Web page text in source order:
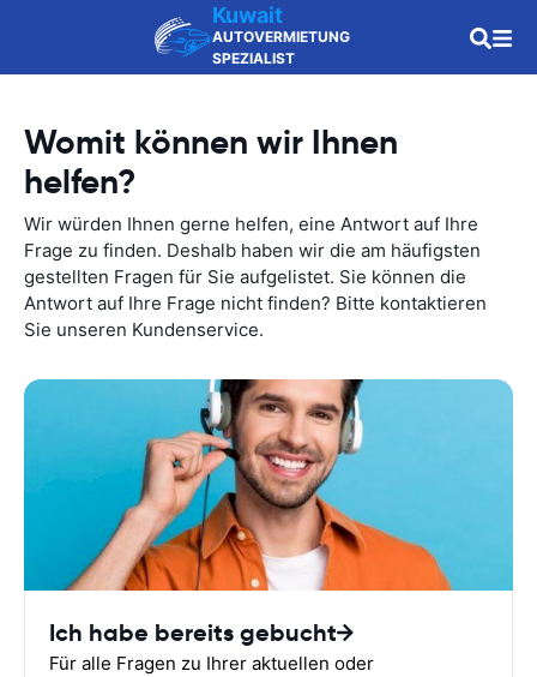
Kuwait
AUTOVERMIETUNG
SPEZIALIST
Womit können wir Ihnen
helfen?
Wir würden Ihnen gerne helfen, eine Antwort auf Ihre
Frage zu finden. Deshalb haben wir die am häufigsten
gestellten Fragen für Sie aufgelistet. Sie können die
Antwort auf Ihre Frage nicht finden? Bitte kontaktieren
Sie unseren Kundenservice.
Ich habe bereits gebucht
Für alle Fragen zu Ihrer aktuellen oder